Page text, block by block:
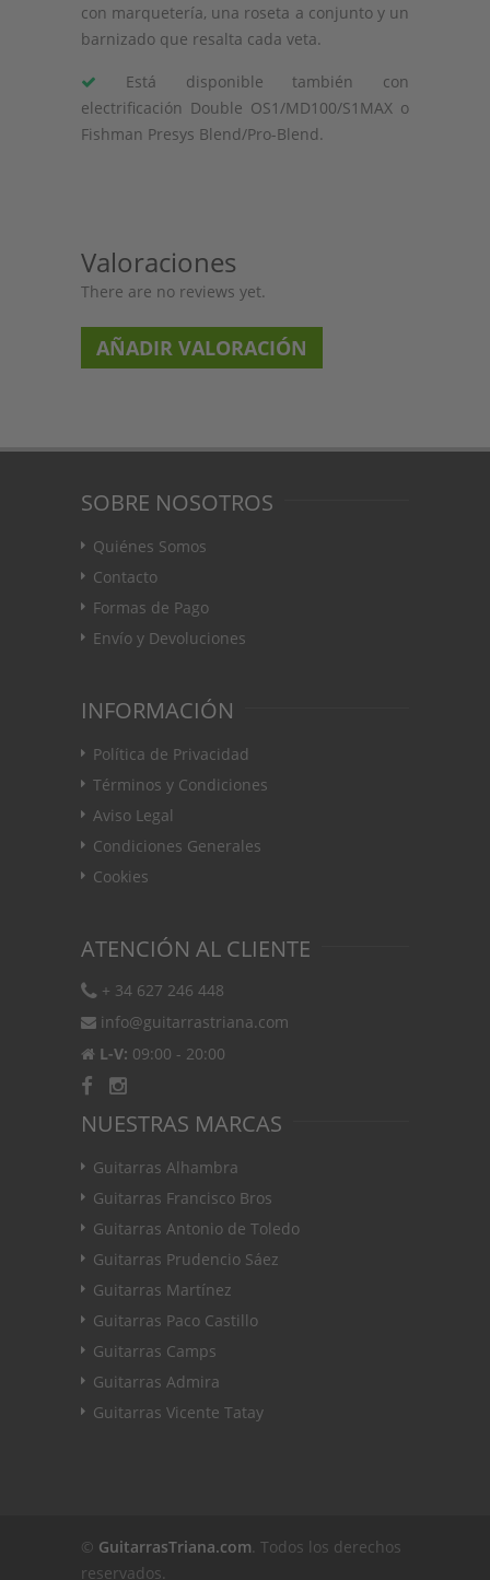
con marquetería, una roseta a conjunto y un
barnizado que resalta cada veta.
Está disponible también con
electrificación Double OS1/MD100/S1MAX o
Fishman Presys Blend/Pro-Blend.
Valoraciones
There are no reviews yet.
AÑADIR VALORACIÓN
SOBRE NOSOTROS
Quiénes Somos
Contacto
Formas de Pago
Envío y Devoluciones
INFORMACIÓN
Política de Privacidad
Términos y Condiciones
Aviso Legal
Condiciones Generales
Cookies
ATENCIÓN AL CLIENTE
+ 34 627 246 448
info@guitarrastriana.com
L-V: 09:00 - 20:00
NUESTRAS MARCAS
Guitarras Alhambra
Guitarras Francisco Bros
Guitarras Antonio de Toledo
Guitarras Prudencio Sáez
Guitarras Martínez
Guitarras Paco Castillo
Guitarras Camps
Guitarras Admira
Guitarras Vicente Tatay
© GuitarrasTriana.com. Todos los derechos
reservados.